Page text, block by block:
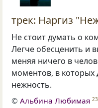
трек: Наргиз
Не стоит думать о
Легче обесценить и
меняя ничего в
моментов, в
нежность.
©Альбина Любимая